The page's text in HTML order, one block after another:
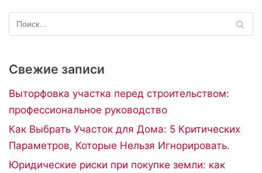
Свежие записи
Выторфовка участка перед строительством:
профессиональное руководство
Как Выбрать Участок для Дома: 5 Критических
Параметров, Которые Нельзя Игнорировать.
Юридические риски при покупке земли: как